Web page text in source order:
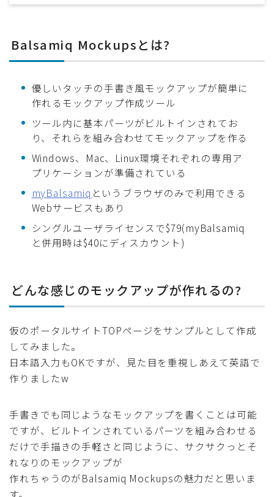
Balsamiq Mockupsとは?
優しいタッチの手書き風モックアップが簡単に
作れるモックアップ作成ツール
ツール内に基本パーツがビルトインされてお
り、それらを組み合わせてモックアップを作る
Windows、Mac、Linux環境それぞれの専用ア
プリケーションが準備されている
myBalsamiq というブラウザのみで利用できる
Webサービスもあり
シングルユーザライセンスで$79(myBalsamiq
と併用時は$40にディスカウント)
どんな感じのモックアップが作れるの?
仮のポータルサイトTOPページをサンプルとして作成
してみました。
日本語入力もOKですが、見た目を重視しあえて英語で
作りましたw
手書きでも同じようなモックアップを書くことは可能
ですが、ビルトインされているパーツを組み合わせる
だけで手描きの手軽さと同じように、サクサクっとそ
れなりのモックアップが
作れちゃうのがBalsamiq Mockupsの魅力だと思いま
す。